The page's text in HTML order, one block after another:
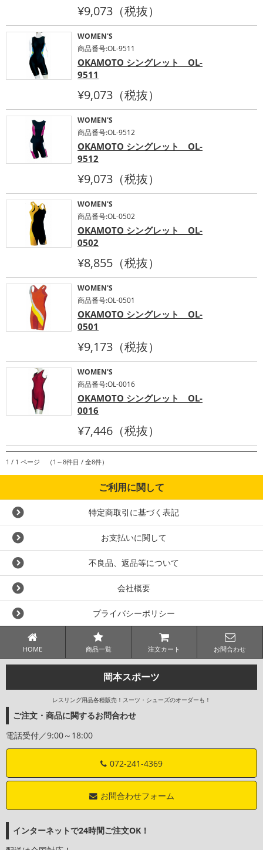
¥9,073（税抜）
WOMEN'S
商品番号:OL-9511
OKAMOTO シングレット OL-
9511
¥9,073（税抜）
WOMEN'S
商品番号:OL-9512
OKAMOTO シングレット OL-
9512
¥9,073（税抜）
WOMEN'S
商品番号:OL-0502
OKAMOTO シングレット OL-
0502
¥8,855（税抜）
WOMEN'S
商品番号:OL-0501
OKAMOTO シングレット OL-
0501
¥9,173（税抜）
WOMEN'S
商品番号:OL-0016
OKAMOTO シングレット OL-
0016
¥7,446（税抜）
1 / 1 ページ （1～8件目 / 全8件）
ご利用に関して
特定商取引に基づく表記
お支払いに関して
不良品、返品等について
会社概要
プライバシーポリシー
HOME 商品一覧 注文カート お問合わせ
岡本スポーツ
レスリング用品各種販売！スーツ・シューズのオーダーも！
ご注文・商品に関するお問合わせ
電話受付／9:00～18:00
072-241-4369
お問合わせフォーム
インターネットで24時間ご注文OK！